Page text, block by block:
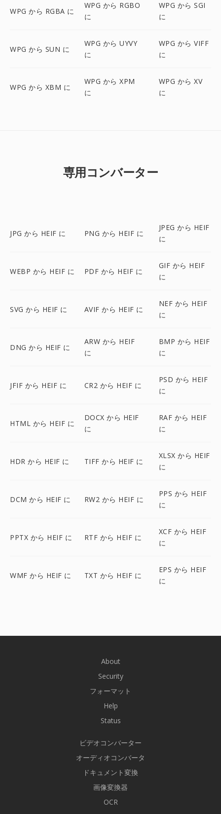
WPG から RGBA に
WPG から RGBO
に
WPG から SGI
に
WPG から SUN に
WPG から UYVY
に
WPG から VIFF
に
WPG から XBM に
WPG から XPM
に
WPG から XV
に
専用コンバーター
JPG から HEIF に PNG から HEIF に
JPEG から HEIF
に
WEBP から HEIF に PDF から HEIF に
GIF から HEIF
に
SVG から HEIF に AVIF から HEIF に
NEF から HEIF
に
DNG から HEIF に
ARW から HEIF
に
BMP から HEIF
に
JFIF から HEIF に CR2 から HEIF に
PSD から HEIF
に
HTML から HEIF に
DOCX から HEIF
に
RAF から HEIF
に
HDR から HEIF に TIFF から HEIF に
XLSX から HEIF
に
DCM から HEIF に RW2 から HEIF に
PPS から HEIF
に
PPTX から HEIF に RTF から HEIF に
XCF から HEIF
に
WMF から HEIF に TXT から HEIF に
EPS から HEIF
に
About
Security
フォーマット
Help
Status
ビデオコンバーター
オーディオコンバータ
ドキュメント変換
画像変換器
OCR